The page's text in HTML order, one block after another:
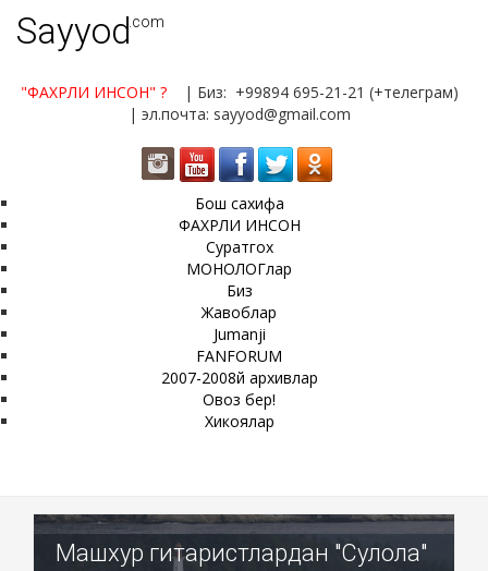
Sayyod.com
"ФАХРЛИ ИНСОН" ?
| Биз: +99894 695-21-21 (+телеграм)
| эл.почта: sayyod@gmail.com
Бош сахифа
ФАХРЛИ ИНСОН
Суратгох
МОНОЛОГлар
Биз
Жавоблар
Jumanji
FANFORUM
2007-2008й архивлар
Овоз бер!
Хикоялар
Машхур гитаристлардан "Сулола"